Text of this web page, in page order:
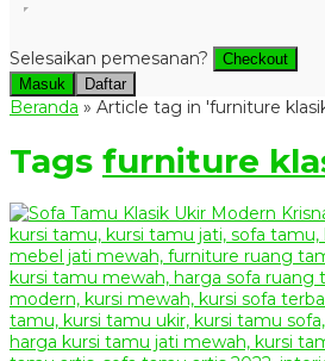
Selesaikan pemesanan?
Checkout
Masuk
Daftar
Beranda » Article tag in 'furniture
Tags furniture